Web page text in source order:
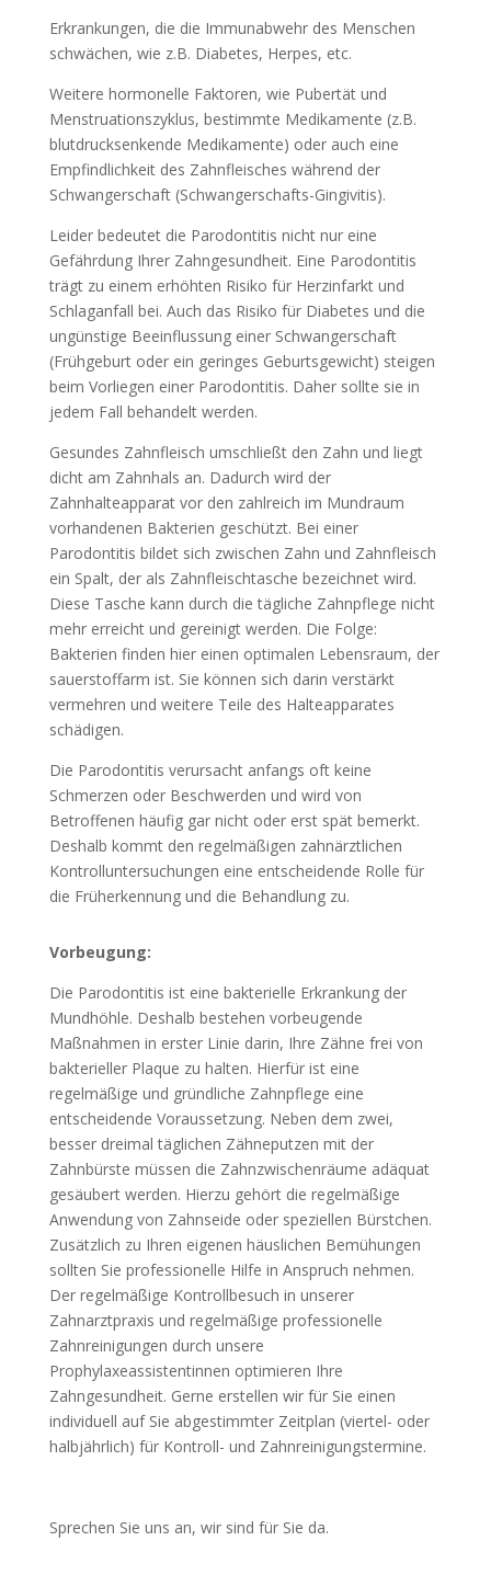
Erkrankungen, die die Immunabwehr des Menschen
schwächen, wie z.B. Diabetes, Herpes, etc.
Weitere hormonelle Faktoren, wie Pubertät und
Menstruationszyklus, bestimmte Medikamente (z.B.
blutdrucksenkende Medikamente) oder auch eine
Empfindlichkeit des Zahnfleisches während der
Schwangerschaft (Schwangerschafts-Gingivitis).
Leider bedeutet die Parodontitis nicht nur eine
Gefährdung Ihrer Zahngesundheit. Eine Parodontitis
trägt zu einem erhöhten Risiko für Herzinfarkt und
Schlaganfall bei. Auch das Risiko für Diabetes und die
ungünstige Beeinflussung einer Schwangerschaft
(Frühgeburt oder ein geringes Geburtsgewicht) steigen
beim Vorliegen einer Parodontitis. Daher sollte sie in
jedem Fall behandelt werden.
Gesundes Zahnfleisch umschließt den Zahn und liegt
dicht am Zahnhals an. Dadurch wird der
Zahnhalteapparat vor den zahlreich im Mundraum
vorhandenen Bakterien geschützt. Bei einer
Parodontitis bildet sich zwischen Zahn und Zahnfleisch
ein Spalt, der als Zahnfleischtasche bezeichnet wird.
Diese Tasche kann durch die tägliche Zahnpflege nicht
mehr erreicht und gereinigt werden. Die Folge:
Bakterien finden hier einen optimalen Lebensraum, der
sauerstoffarm ist. Sie können sich darin verstärkt
vermehren und weitere Teile des Halteapparates
schädigen.
Die Parodontitis verursacht anfangs oft keine
Schmerzen oder Beschwerden und wird von
Betroffenen häufig gar nicht oder erst spät bemerkt.
Deshalb kommt den regelmäßigen zahnärztlichen
Kontrolluntersuchungen eine entscheidende Rolle für
die Früherkennung und die Behandlung zu.
Vorbeugung:
Die Parodontitis ist eine bakterielle Erkrankung der
Mundhöhle. Deshalb bestehen vorbeugende
Maßnahmen in erster Linie darin, Ihre Zähne frei von
bakterieller Plaque zu halten. Hierfür ist eine
regelmäßige und gründliche Zahnpflege eine
entscheidende Voraussetzung. Neben dem zwei,
besser dreimal täglichen Zähneputzen mit der
Zahnbürste müssen die Zahnzwischenräume adäquat
gesäubert werden. Hierzu gehört die regelmäßige
Anwendung von Zahnseide oder speziellen Bürstchen.
Zusätzlich zu Ihren eigenen häuslichen Bemühungen
sollten Sie professionelle Hilfe in Anspruch nehmen.
Der regelmäßige Kontrollbesuch in unserer
Zahnarztpraxis und regelmäßige professionelle
Zahnreinigungen durch unsere
Prophylaxeassistentinnen optimieren Ihre
Zahngesundheit. Gerne erstellen wir für Sie einen
individuell auf Sie abgestimmter Zeitplan (viertel- oder
halbjährlich) für Kontroll- und Zahnreinigungstermine.
Sprechen Sie uns an, wir sind für Sie da.